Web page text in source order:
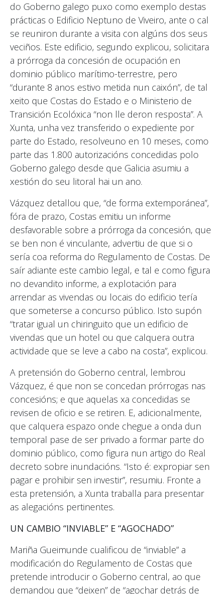
do Goberno galego puxo como exemplo destas
prácticas o Edificio Neptuno de Viveiro, ante o cal
se reuniron durante a visita con algúns dos seus
veciños. Este edificio, segundo explicou, solicitara
a prórroga da concesión de ocupación en
dominio público marítimo-terrestre, pero
“durante 8 anos estivo metida nun caixón”, de tal
xeito que Costas do Estado e o Ministerio de
Transición Ecolóxica “non lle deron resposta”. A
Xunta, unha vez transferido o expediente por
parte do Estado, resolveuno en 10 meses, como
parte das 1.800 autorizacións concedidas polo
Goberno galego desde que Galicia asumiu a
xestión do seu litoral hai un ano.
Vázquez detallou que, “de forma extemporánea”,
fóra de prazo, Costas emitiu un informe
desfavorable sobre a prórroga da concesión, que
se ben non é vinculante, advertiu de que si o
sería coa reforma do Regulamento de Costas. De
saír adiante este cambio legal, e tal e como figura
no devandito informe, a explotación para
arrendar as vivendas ou locais do edificio tería
que someterse a concurso público. Isto supón
“tratar igual un chiringuito que un edificio de
vivendas que un hotel ou que calquera outra
actividade que se leve a cabo na costa”, explicou.
A pretensión do Goberno central, lembrou
Vázquez, é que non se concedan prórrogas nas
concesións; e que aquelas xa concedidas se
revisen de oficio e se retiren. E, adicionalmente,
que calquera espazo onde chegue a onda dun
temporal pase de ser privado a formar parte do
dominio público, como figura nun artigo do Real
decreto sobre inundacións. “Isto é: expropiar sen
pagar e prohibir sen investir”, resumiu. Fronte a
esta pretensión, a Xunta traballa para presentar
as alegacións pertinentes.
UN CAMBIO “INVIABLE” E “AGOCHADO”
Mariña Gueimunde cualificou de “inviable” a
modificación do Regulamento de Costas que
pretende introducir o Goberno central, ao que
demandou que “deixen” de “agochar detrás de